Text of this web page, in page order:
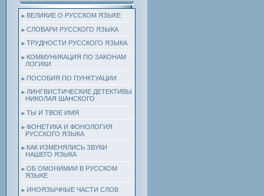
ВЕЛИКИЕ О РУССКОМ ЯЗЫКЕ
СЛОВАРИ РУССКОГО ЯЗЫКА
ТРУДНОСТИ РУССКОГО ЯЗЫКА
КОММУНИКАЦИЯ ПО ЗАКОНАМ
ЛОГИКИ
ПОСОБИЯ ПО ПУНКТУАЦИИ
ЛИНГВИСТИЧЕСКИЕ ДЕТЕКТИВЫ
НИКОЛАЯ ШАНСКОГО
ТЫ И ТВОЕ ИМЯ
ФОНЕТИКА И ФОНОЛОГИЯ
РУССКОГО ЯЗЫКА
КАК ИЗМЕНЯЛИСЬ ЗВУКИ
НАШЕГО ЯЗЫКА
ОБ ОМОНИМИИ В РУССКОМ
ЯЗЫКЕ
ИНОЯЗЫЧНЫЕ ЧАСТИ СЛОВ